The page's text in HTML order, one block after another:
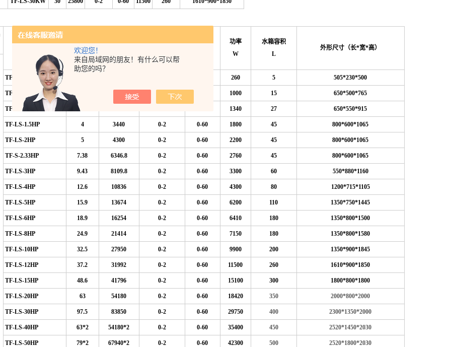
欢迎您！
来自局域网的朋友！有什么可以帮
助您的吗？
出水压力
水流量
功率
W
水箱容积
L
外形尺寸（长*宽*高）
Kw/h Kca/h
TF-LS-0.3HP 260 5 505*230*500
TF-LS-0.6HP 1000 15 650*500*765
TF-LS-1HP 2.5 1340 27 650*550*915
TF-LS-1.5HP 4 3440 0-2 0-60 1800 45 800*600*1065
TF-LS-2HP 5 4300 0-2 0-60 2200 45 800*600*1065
TF-S-2.33HP 7.38 6346.8 0-2 0-60 2760 45 800*600*1065
TF-LS-3HP 9.43 8109.8 0-2 0-60 3300 60 550*880*1160
TF-LS-4HP 12.6 10836 0-2 0-60 4300 80 1200*715*1105
TF-LS-5HP 15.9 13674 0-2 0-60 6200 110 1350*750*1445
TF-LS-6HP 18.9 16254 0-2 0-60 6410 180 1350*800*1500
TF-LS-8HP 24.9 21414 0-2 0-60 7150 180 1350*800*1580
TF-LS-10HP 32.5 27950 0-2 0-60 9900 200 1350*900*1845
TF-LS-12HP 37.2 31992 0-2 0-60 11500 260 1610*900*1850
TF-LS-15HP 48.6 41796 0-2 0-60 15100 300 1800*800*1800
TF-LS-20HP 63 54180 0-2 0-60 18420 350 2000*800*2000
TF-LS-30HP 97.5 83850 0-2 0-60 29750 400 2300*1350*2000
TF-LS-40HP 63*2 54180*2 0-2 0-60 35400 450 2520*1450*2030
TF-LS-50HP 79*2 67940*2 0-2 0-60 42300 500 2520*1800*2030